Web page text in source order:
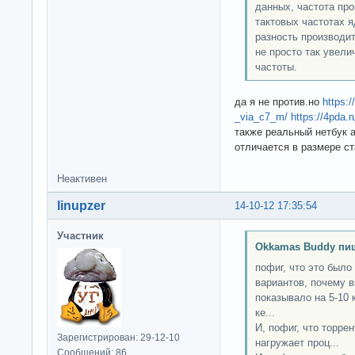
данных, частота
тактовых частотах
разность
не просто так
частоты.
да я не против.но
_via_c7_m/ https://
также реальный нетбук
отличается в размере
Неактивен
14-10-12 17:35:54
linupzer
Участник
Зарегистрирован: 29-12-10
Сообщений: 86
Okkamas Buddy
пофиг, что это
вариантов, почему
показывало на 5-10
ке...
И, пофиг, что
нагружает проц...